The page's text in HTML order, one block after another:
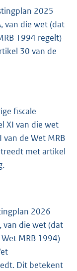
2025
van die wet (dat
1994 regelt)
30 van de
fiscale
XI van die wet
de Wet MRB
met artikel
2026
van die wet (dat
MRB 1994)
Dit betekent